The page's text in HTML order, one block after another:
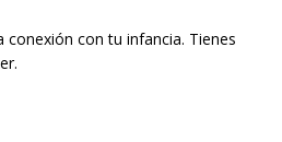
conexión con tu infancia. Tienes